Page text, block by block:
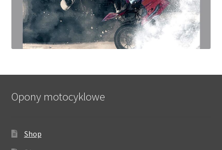
Opony motocyklowe
Shop